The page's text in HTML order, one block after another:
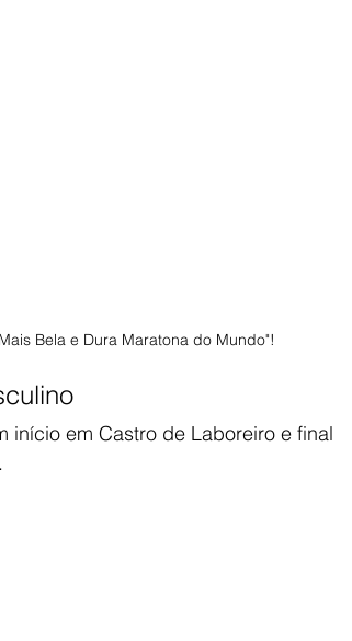
Bela e Dura Maratona do Mundo"!
início em Castro de Laboreiro e final